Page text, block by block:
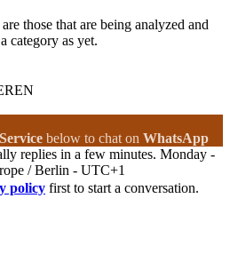
those that are being analyzed and
category as yet.
below to chat on WhatsApp
replies in a few minutes. Monday -
/ Berlin - UTC+1
policy first to start a conversation.